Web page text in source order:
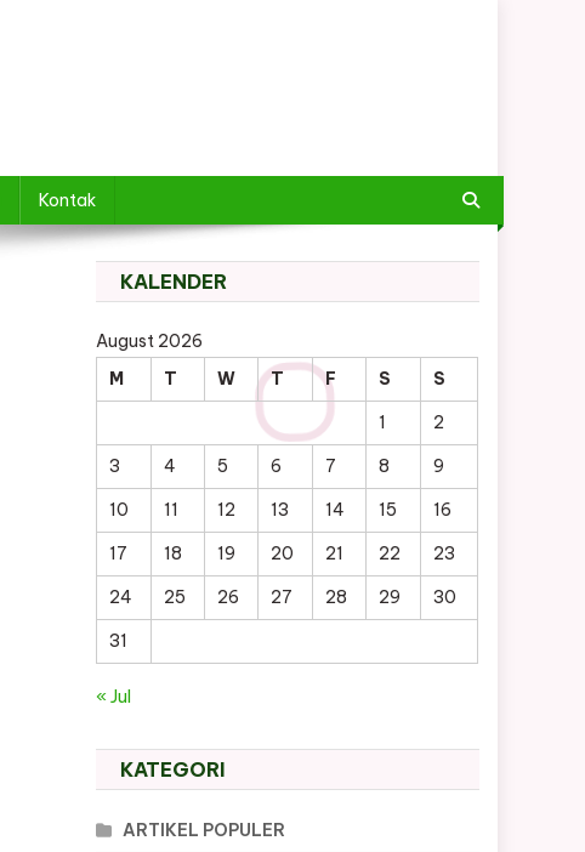
Kontak
KALENDER
August 2026
M
T W T F S
S
1
2
3
4 5 6 7 8
9
10
11 12 13 14 15
16
17
18 19 20 21 22
23
24
25 26 27 28 29
30
31
« Jul
KATEGORI
ARTIKEL POPULER